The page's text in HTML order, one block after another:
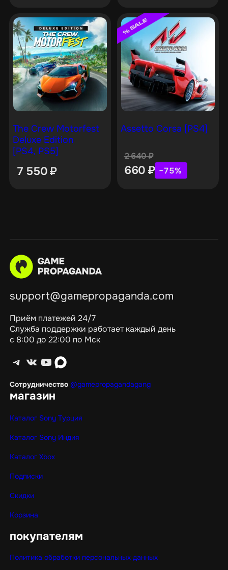
The Crew Motorfest
Deluxe Edition
[PS4, PS5]
7 550₽
Assetto Corsa [PS4]
2 640₽
660 ₽ −75%
support@gamepropaganda.com
Приём платежей 24/7
Служба поддержки работает каждый день
с 8:00 до 22:00 по Мск
Telegram ВКонтакте YouTube max
Сотрудничество @gamepropagandagang
магазин
Каталог Sony Турция
Каталог Sony Индия
Каталог Xbox
Подписки
Скидки
Корзина
покупателям
Политика обработки персональных данных